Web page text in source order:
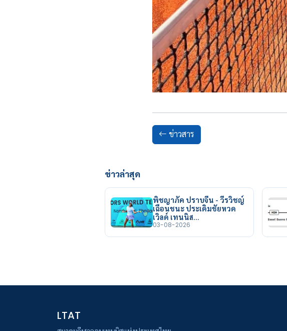
ข่าวสาร
ข่าวล่าสุด
พิชญาภัค ปราบจีน - วีรวิชญ์
เฉือนชนะ ประเดิมชัยหวด
เวิลด์ เทนนิส…
03-08-2026
LTAT